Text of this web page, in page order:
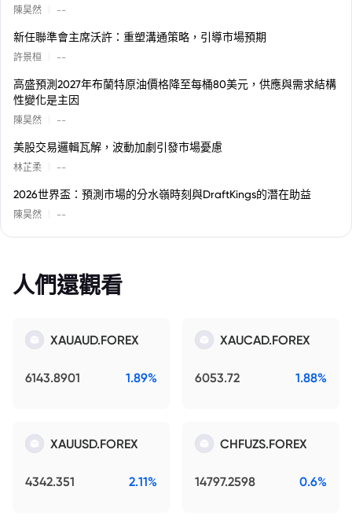
陳昊然 --
新任聯準會主席沃許：重塑溝通策略，引導市場預期
許景桓 --
高盛預測2027年布蘭特原油價格降至每桶80美元，供應與需求結構
性變化是主因
陳昊然 --
美股交易邏輯瓦解，波動加劇引發市場憂慮
林芷柔 --
2026世界盃：預測市場的分水嶺時刻與DraftKings的潛在助益
陳昊然 --
人們還觀看
XAUAUD.FOREX
6143.8901 1.89%
XAUCAD.FOREX
6053.72 1.88%
XAUUSD.FOREX
4342.351 2.11%
CHFUZS.FOREX
14797.2598 0.6%